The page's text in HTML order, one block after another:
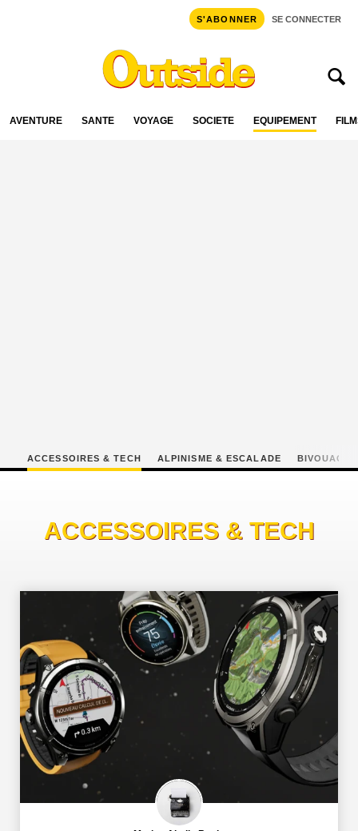
S'ABONNER SE CONNECTER
AVENTURE SANTÉ VOYAGE SOCIÉTÉ ÉQUIPEMENT
ACCESSOIRES & TECH ALPINISME & ESCALADE BIVOUAC
ACCESSOIRES & TECH